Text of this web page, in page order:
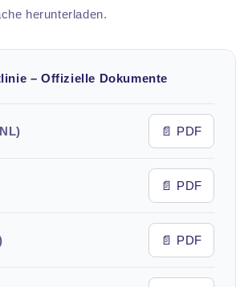
herunterladen.
– Offizielle Dokumente
📄 PDF
📄 PDF
📄 PDF